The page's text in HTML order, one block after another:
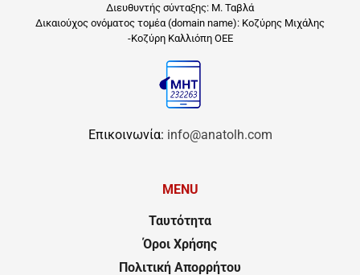
Διευθυντής σύνταξης: Μ. Ταβλά
Δικαιούχος ονόματος τομέα (domain name): Κοζύρης Μιχάλης
-Κοζύρη Καλλιόπη ΟΕΕ
Επικοινωνία: info@anatolh.com
MENU
Ταυτότητα
Όροι Χρήσης
Πολιτική Απορρήτου